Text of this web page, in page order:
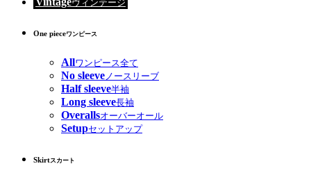
ヴィンテージ
One pieceワンピース
Allワンピース全て
No sleeveノースリーブ
Half sleeve半袖
Long sleeve長袖
Overallsオーバーオール
Setupセットアップ
Skirtスカート